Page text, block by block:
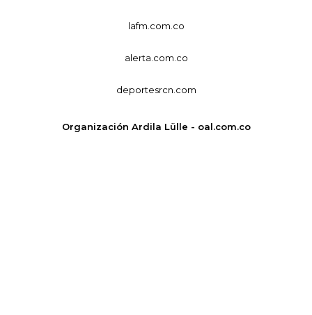
lafm.com.co
alerta.com.co
deportesrcn.com
Organización Ardila Lülle - oal.com.co